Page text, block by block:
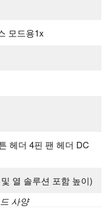
모드용1x
헤더 4핀 팬 헤더 DC
열 솔루션 포함 높이)
사양